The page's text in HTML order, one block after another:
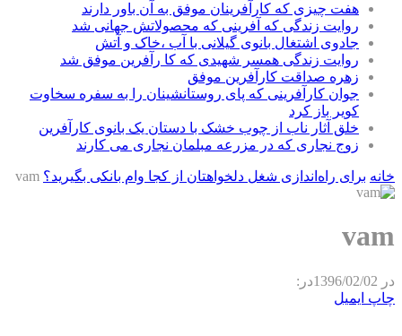
هفت چیزی که کارآفرینان موفق به آن باور دارند
روایت زندگی که آفرینی که محصولاتش جهانی شد
جادوی اشتغال بانوی گیلانی با آب ،خاک و آتش
روایت زندگی همسر شهیدی که کا رآفرین موفق شد
زهره صداقت کارآفرین موفق
جوان کارآفرینی که پای روستانشینان را به سفره سخاوت
کویر باز کرد
خلق آثار ناب از چوب خشک با دستان یک بانوی کارآفرین
زوج نجاری که در مزرعه مبلمان نجاری می کارند
خانه برای راه‌اندازی شغل دلخواهتان از کجا وام بانکی بگیرید؟ vam
vam
در 1396/02/02در:
چاپ ایمیل